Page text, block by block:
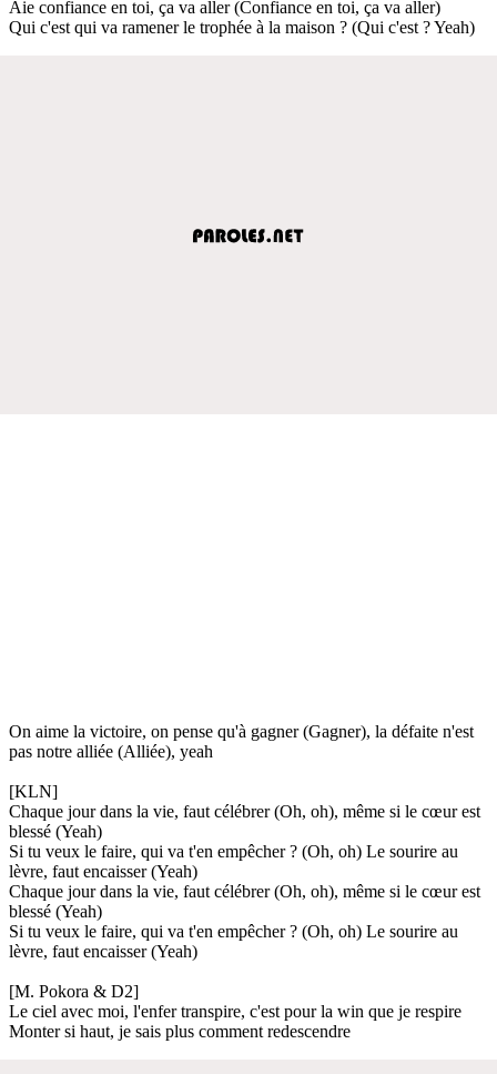
Aie confiance en toi, ça va aller (Confiance en toi, ça va aller)
Qui c'est qui va ramener le trophée à la maison ? (Qui c'est ? Yeah)
On aime la victoire, on pense qu'à gagner (Gagner), la défaite n'est
pas notre alliée (Alliée), yeah
[KLN]
Chaque jour dans la vie, faut célébrer (Oh, oh), même si le cœur est
blessé (Yeah)
Si tu veux le faire, qui va t'en empêcher ? (Oh, oh) Le sourire au
lèvre, faut encaisser (Yeah)
Chaque jour dans la vie, faut célébrer (Oh, oh), même si le cœur est
blessé (Yeah)
Si tu veux le faire, qui va t'en empêcher ? (Oh, oh) Le sourire au
lèvre, faut encaisser (Yeah)
[M. Pokora & D2]
Le ciel avec moi, l'enfer transpire, c'est pour la win que je respire
Monter si haut, je sais plus comment redescendre